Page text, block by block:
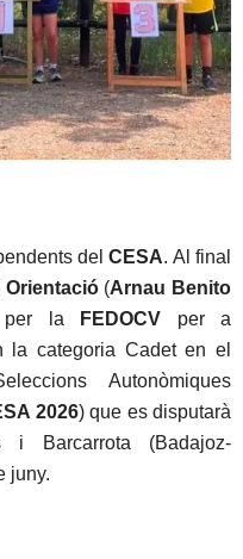
delCESA. Al final
Orientació(Arnau Benito
per la FEDOCV per a
la categoria Cadet en el
Autonòmiques
2026) que es disputarà
Barcarrota (Badajoz-
juny.